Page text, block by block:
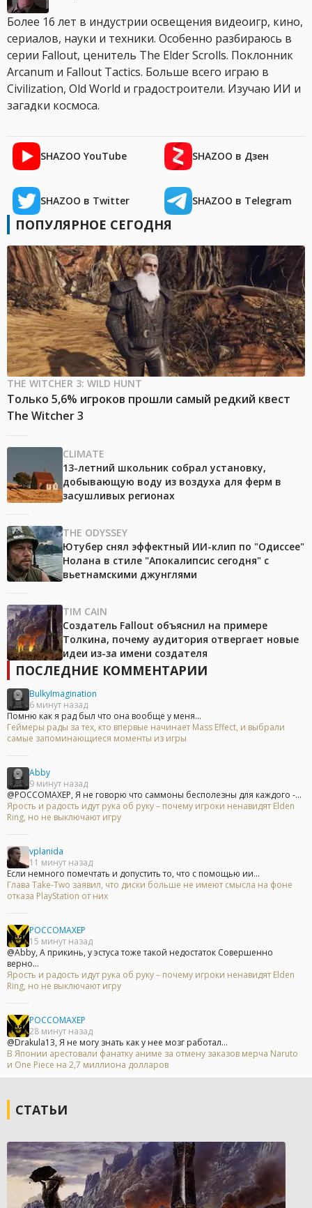
Более 16 лет в индустрии освещения видеоигр, кино,
сериалов, науки и техники. Особенно разбираюсь в
серии Fallout, ценитель The Elder Scrolls. Поклонник
Arcanum и Fallout Tactics. Больше всего играю в
Civilization, Old World и градостроители. Изучаю ИИ и
загадки космоса.
SHAZOO YouTube SHAZOO в Дзен
SHAZOO в Twitter SHAZOO в Telegram
ПОПУЛЯРНОЕ СЕГОДНЯ
THE WITCHER 3: WILD HUNT
Только 5,6% игроков прошли самый редкий квест
The Witcher 3
CLIMATE
13-летний школьник собрал установку,
добывающую воду из воздуха для ферм в
засушливых регионах
THE ODYSSEY
Ютубер снял эффектный ИИ-клип по "Одиссее"
Нолана в стиле "Апокалипсис сегодня" с
вьетнамскими джунглями
TIM CAIN
Создатель Fallout объяснил на примере
Толкина, почему аудитория отвергает новые
идеи из-за имени создателя
ПОСЛЕДНИЕ КОММЕНТАРИИ
BulkyImagination
6 минут назад
Помню как я рад был что она вообще у меня...
Геймеры рады за тех, кто впервые начинает Mass Effect, и выбрали
самые запоминающиеся моменты из игры
Abby
9 минут назад
@POCCOMAXEP, Я не говорю что саммоны бесполезны для каждого -...
Ярость и радость идут рука об руку – почему игроки ненавидят Elden
Ring, но не выключают игру
vplanida
11 минут назад
Если немного помечтать и допустить то, что с помощью ии...
Глава Take-Two заявил, что диски больше не имеют смысла на фоне
отказа PlayStation от них
POCCOMAXEP
15 минут назад
@Abby, А прикинь, у эстуса тоже такой недостаток Совершенно
верно...
Ярость и радость идут рука об руку – почему игроки ненавидят Elden
Ring, но не выключают игру
POCCOMAXEP
28 минут назад
@Drakula13, Я не могу знать как у нее мозг работал...
В Японии арестовали фанатку аниме за отмену заказов мерча Naruto
и One Piece на 2,7 миллиона долларов
СТАТЬИ